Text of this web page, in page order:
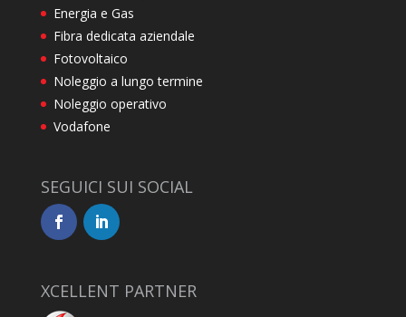
Energia e Gas
Fibra dedicata aziendale
Fotovoltaico
Noleggio a lungo termine
Noleggio operativo
Vodafone
SEGUICI SUI SOCIAL
XCELLENT PARTNER